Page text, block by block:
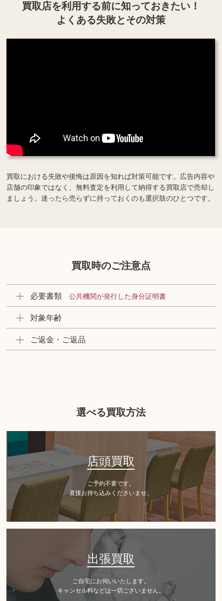
買取店を利用する前に知っておきたい！
よくある失敗とその対策
買取における失敗や後悔は原因を知れば対策可能です。広告内容や
店舗の印象ではなく、無料査定を利用して納得する買取店で売却し
ましょう。迷ったら売らずに持っておくのも選択肢のひとつです。
買取時のご注意点
必要書類 公共機関が発行した身分証明書
対象年齢
ご返金・ご返品
選べる買取方法
店頭買取
ご予約不要です。
直接お持ち込みくださいませ。
出張買取
ご自宅にお伺いいたします。
キャンセル料などは一切ございません。